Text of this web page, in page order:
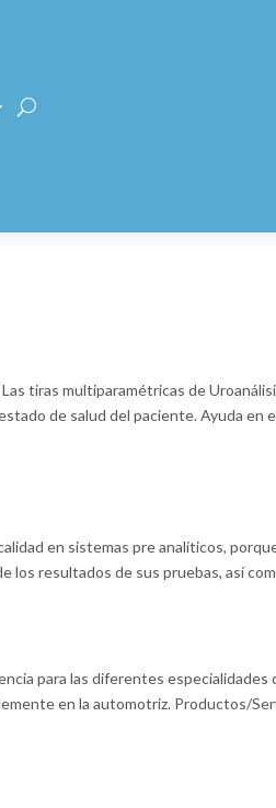
tiras multiparamétricas de
de salud del paciente. Ayuda en
en sistemas pre analíticos,
los resultados de sus pruebas, así
para las diferentes especialidades
en la automotriz. Productos/